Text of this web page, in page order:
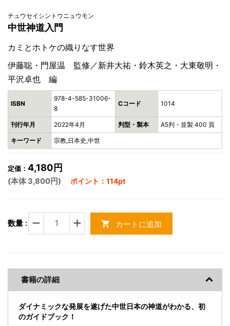
チュウセイシントウニュウモン
中世神道入門
カミとホトケの織りなす世界
伊藤聡・門屋温 監修／新井大祐・鈴木英之・大東敬明・
平沢卓也 編
ISBN
978-4-585-31006-
8
Cコード 1014
刊行年月 2022年4月 判型・製本 A5判・並製 400 頁
キーワード 宗教,日本史,中世
定価： 4,180円
(本体 3,800円) ポイント：114pt
数量 : remove add shopping_cart カートに追加
書籍の詳細
ダイナミックな発展を遂げた中世日本の神道がわかる、初
のガイドブック！